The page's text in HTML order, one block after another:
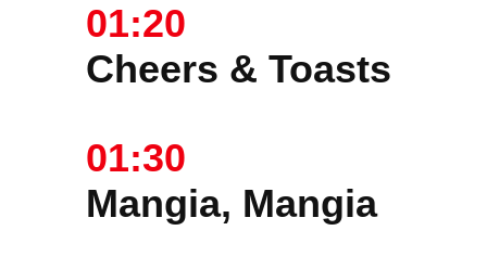
01:20
Cheers & Toasts
01:30
Mangia, Mangia